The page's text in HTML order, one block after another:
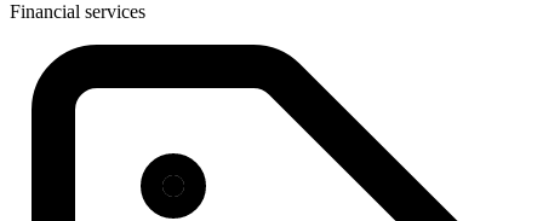
Financial services